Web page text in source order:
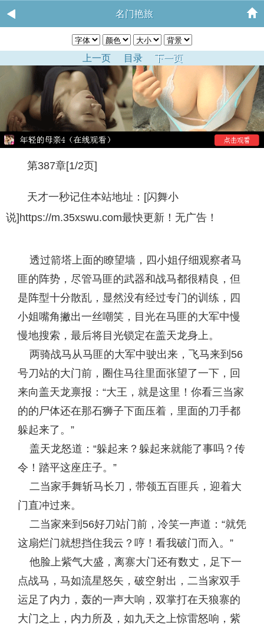
名门艳旅
上一页 目录 下一页
第387章[1/2页]
天才一秒记住本站地址：[闪舞小
说]https://m.35xswu.com最快更新！无广告！
透过箭塔上面的瞭望墙，四小姐仔细观察者马
匪的阵势，尽管马匪的武器和战马都很精良，但
是阵型十分散乱，显然没有经过专门的训练，四
小姐嘴角撇出一丝嘲笑，目光在马匪的大军中慢
慢地搜索，最后将目光锁定在盖天龙身上。
两骑战马从马匪的大军中驶出来，飞马来到56
号刀站的大门前，圈住马往里面张望了一下，回
来向盖天龙禀报：“大王，就是这里！你看三当家
的的尸体还在那石狮子下面压着，里面的刀手都
躲起来了。”
盖天龙怒道：“躲起来？躲起来就能了事吗？传
令！踏平这座庄子。”
二当家手舞斩马长刀，带领五百匪兵，迎着大
门直冲过来。
二当家来到56好刀站门前，冷笑一声道：“就凭
这扇烂门就想挡住我云？哼！看我破门而入。”
他脸上紫气大盛，离寨大门还有数丈，足下一
点战马，马如流星怒矢，破空射出，二当家双手
运足了内力，轰的一声大响，双掌打在天狼寨的
大门之上，内力所及，如九天之上惊雷怒响，紫